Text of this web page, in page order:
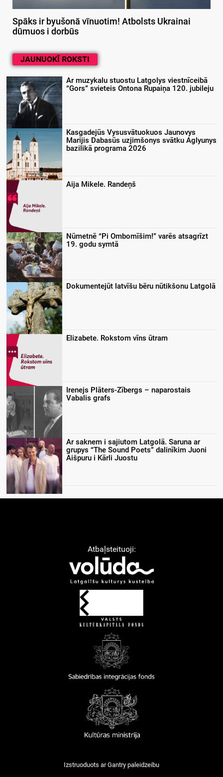
Spāks ir byušonā vīnuotim! Atbolsts Ukrainai
dūmuos i dorbūs
JAUNUOKĪ ROKSTI
Ar muzykalu stuostu Latgolys viestnīceibā
“Gors” svieteis Ontona Rupaiņa 120. jubileju
Kasgadejūs Vysusvātuokuos Jaunovys
Marijis Dabasūs uzjimšonys svātku Aglyunys
bazilikā programa 2026
Aija Mikele. Randeņš
Nūmetnē “Pi Ombomīšim!” varēs atsagrīzt
19. godu symtā
Dokumentejūt latvīšu bēru nūtikšonu Latgolā
Elizabete. Rokstom vīns ūtram
Irenejs Plāters-Zībergs – naparostais
Vabalis grafs
Ar saknem i sajiutom Latgolā. Saruna ar
grupys “The Sound Poets” dalinīkim Juoni
Aišpuru i Kārli Juostu
Atbaļsteituoji:
Izstruoduots arGantry paleidzeibu